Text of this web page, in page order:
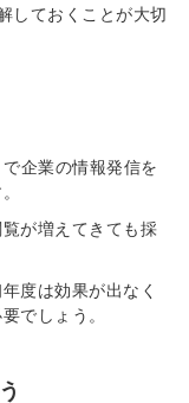
しておくことが大切
企業の情報発信を
が増えてきても採
度は効果が出なく
でしょう。
スIDで登録
の許可なく投稿すること
りません